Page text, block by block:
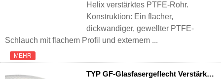
Helix verstärktes PTFE-Rohr.
Konstruktion: Ein flacher,
dickwandiger, gewellter PTFE-
Schlauch mit flachem Profil und externem ...
MEHR
TYP GF-Glasfasergeflecht Verstärkter Silikonschlauch